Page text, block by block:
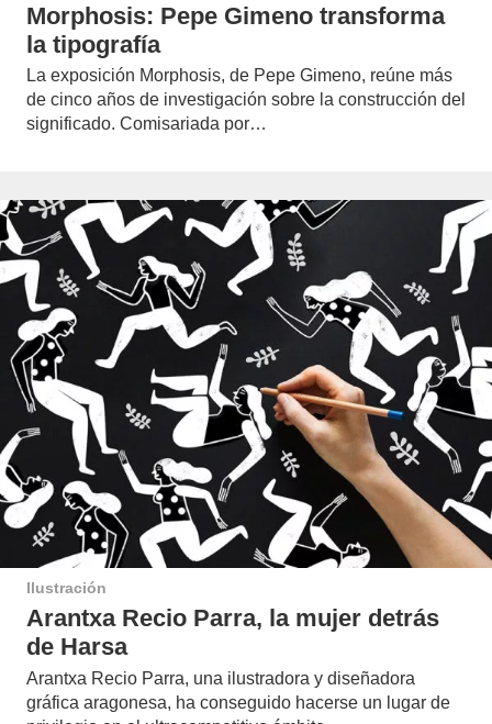
Morphosis: Pepe Gimeno transforma
la tipografía
La exposición Morphosis, de Pepe Gimeno, reúne más
de cinco años de investigación sobre la construcción del
significado. Comisariada por…
Ilustración
Arantxa Recio Parra, la mujer detrás
de Harsa
Arantxa Recio Parra, una ilustradora y diseñadora
gráfica aragonesa, ha conseguido hacerse un lugar de